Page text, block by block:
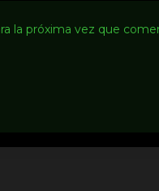
la próxima vez que